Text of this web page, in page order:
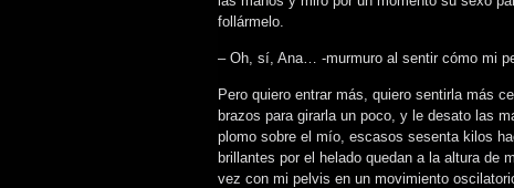
follármelo.
– Oh, sí, Ana… -murmuro al sentir cómo mi
Pero quiero entrar más, quiero sentirla más
brazos para girarla un poco, y le desato las
plomo sobre el mío, escasos sesenta kilos
brillantes por el helado quedan a la altura de
vez con mi pelvis en un movimiento